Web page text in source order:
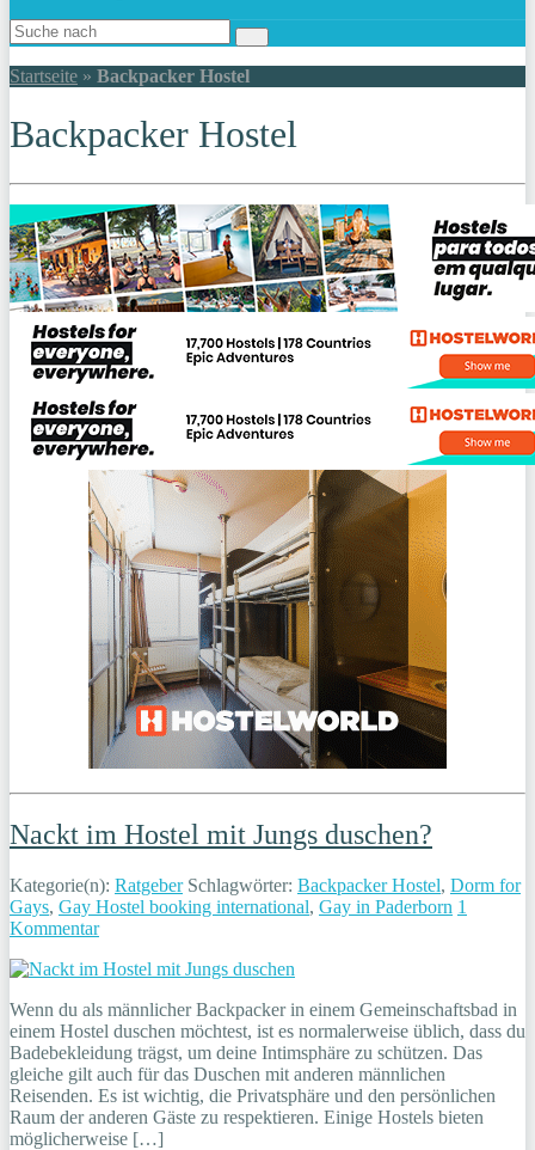
Startseite » Backpacker Hostel
Backpacker Hostel
Nackt im Hostel mit Jungs duschen?
Kategorie(n): RatgeberSchlagwörter: Backpacker Hostel, Dorm for
Gays, Gay Hostel booking international, Gay in Paderborn 1
Kommentar
Wenn du als männlicher Backpacker in einem Gemeinschaftsbad in
einem Hostel duschen möchtest, ist es normalerweise üblich, dass du
Badebekleidung trägst, um deine Intimsphäre zu schützen. Das
gleiche gilt auch für das Duschen mit anderen männlichen
Reisenden. Es ist wichtig, die Privatsphäre und den persönlichen
Raum der anderen Gäste zu respektieren. Einige Hostels bieten
möglicherweise […]